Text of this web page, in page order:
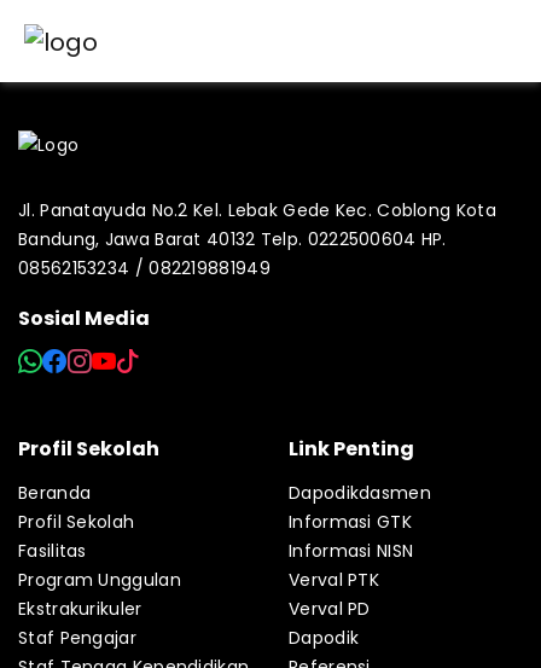
Jl. Panatayuda No.2 Kel. Lebak Gede Kec. Coblong Kota
Bandung, Jawa Barat 40132 Telp. 0222500604 HP.
08562153234 / 082219881949
Sosial Media
Profil Sekolah
Beranda
Profil Sekolah
Fasilitas
Program Unggulan
Ekstrakurikuler
Staf Pengajar
Link Penting
Dapodikdasmen
Informasi GTK
Informasi NISN
Verval PTK
Verval PD
Dapodik